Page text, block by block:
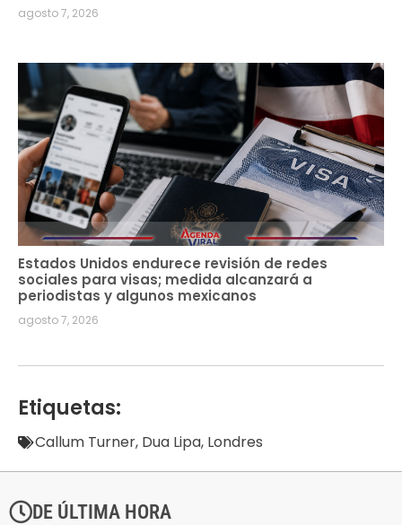
agosto 7, 2026
Estados Unidos endurece revisión de redes
sociales para visas; medida alcanzará a
periodistas y algunos mexicanos
agosto 7, 2026
Etiquetas:
Callum Turner, Dua Lipa, Londres
DE ÚLTIMA HORA